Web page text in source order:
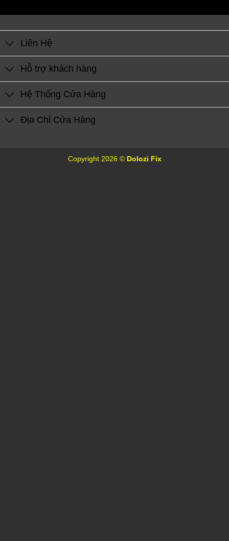
Liên Hệ
Hỗ trợ khách hàng
Hệ Thống Cửa Hàng
Địa Chỉ Cửa Hàng
Copyright 2026 © Dolozi Fix